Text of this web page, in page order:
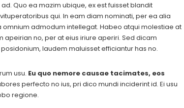
Quo ea mazim ubique, ex est fuisset blandit
qui. In eam diam nominati, per ea alia
omnium admodum intellegat. Habeo atqui molestiae at
apeirian no, per at eius iriure aperiri. Sed dicam
laudem maluisset efficiantur has no.
usu. Eu quo nemore causae tacimates, eos
perfecto no ius, pri dico mundi inciderint id. Ei usu
regione.